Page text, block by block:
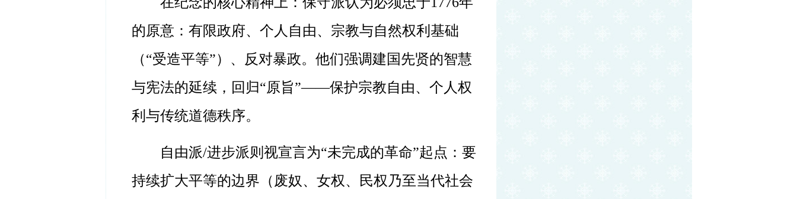
的原意：有限政府、个人自由、宗教与自然权利基础
（“受造平等”）、反对暴政。他们强调建国先贤的智慧
与宪法的延续，回归“原旨”——保护宗教自由、个人权
利与传统道德秩序。
自由派/进步派则视宣言为“未完成的革命”起点：要
持续扩大平等的边界（废奴、女权、民权乃至当代社会